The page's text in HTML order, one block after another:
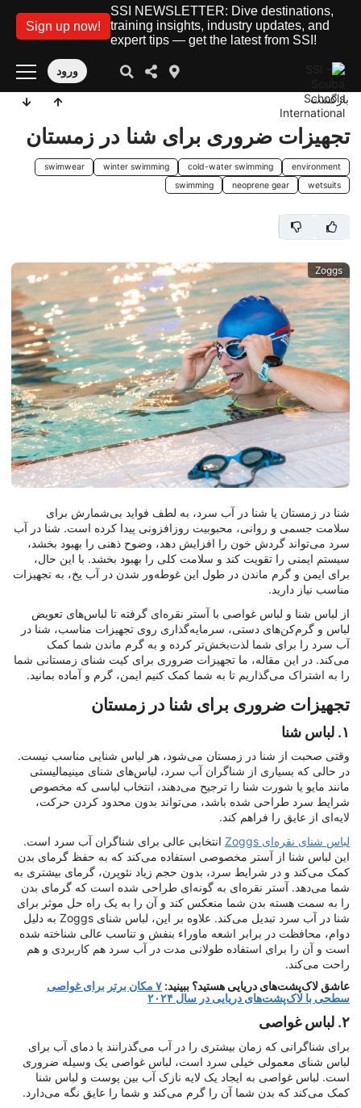
SSI NEWSLETTER: Dive destinations,
training insights, industry updates, and
expert tips — get the latest from SSI!
Sign up now!
ورود
بازگشت
تجهیزات ضروری برای شنا در زمستان
environment
cold-water swimming
winter swimming
swimwear
wetsuits
neoprene gear
swimming
Zoggs
شنا در زمستان یا شنا در آب سرد، به لطف فواید بی‌شمارش برای
سلامت جسمی و روانی، محبوبیت روزافزونی پیدا کرده است. شنا در آب
سرد می‌تواند گردش خون را افزایش دهد، وضوح ذهنی را بهبود بخشد،
سیستم ایمنی را تقویت کند و سلامت کلی را بهبود بخشد. با این حال،
برای ایمن و گرم ماندن در طول این غوطه‌ور شدن در آب یخ، به تجهیزات
مناسب نیاز دارید.
از لباس شنا و لباس غواصی با آستر نقره‌ای گرفته تا لباس‌های تعویض
لباس و گرم‌کن‌های دستی، سرمایه‌گذاری روی تجهیزات مناسب، شنا در
آب سرد را برای شما لذت‌بخش‌تر کرده و به گرم ماندن شما کمک
می‌کند. در این مقاله، ما تجهیزات ضروری برای کیت شنای زمستانی شما
را به اشتراک می‌گذاریم تا به شما کمک کنیم ایمن، گرم و آماده بمانید.
تجهیزات ضروری برای شنا در زمستان
۱. لباس شنا
وقتی صحبت از شنا در زمستان می‌شود، هر لباس شنایی مناسب نیست.
در حالی که بسیاری از شناگران آب سرد، لباس‌های شنای مینیمالیستی
مانند مایو یا شورت شنا را ترجیح می‌دهند، انتخاب لباسی که مخصوص
شرایط سرد طراحی شده باشد، می‌تواند بدون محدود کردن حرکت،
لایه‌ای از عایق را فراهم کند.
لباس شنای نقره‌ای Zoggs
انتخابی عالی برای شناگران آب سرد است.
این لباس شنا از آستر مخصوصی استفاده می‌کند که به حفظ گرمای بدن
کمک می‌کند و در شرایط سرد، بدون حجم زیاد نئوپرن، گرمای بیشتری به
شما می‌دهد. آستر نقره‌ای به گونه‌ای طراحی شده است که گرمای بدن
را به سمت هسته بدن شما منعکس کند و آن را به یک راه حل موثر برای
شنا در آب سرد تبدیل می‌کند. علاوه بر این، لباس شنای Zoggs به دلیل
دوام، محافظت در برابر اشعه ماوراء بنفش و تناسب عالی شناخته شده
است و آن را برای استفاده طولانی مدت در آب سرد هم کاربردی و هم
راحت می‌کند.
عاشق لاک‌پشت‌های دریایی هستید؟ ببینید:
۷ مکان برتر برای غواصی
سطحی با لاک‌پشت‌های دریایی در سال ۲۰۲۴
۲. لباس غواصی
برای شناگرانی که زمان بیشتری را در آب می‌گذرانند یا دمای آب برای
لباس شنای معمولی خیلی سرد است، لباس غواصی یک وسیله ضروری
است. لباس غواصی به ایجاد یک لایه نازک آب بین پوست و لباس شنا
کمک می‌کند که بدن شما آن را گرم می‌کند و شما را عایق نگه می‌دارد.